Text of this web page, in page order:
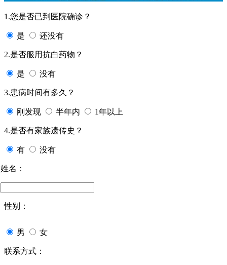
1.您是否已到医院确诊？
是 还没有
2.是否服用抗白药物？
是 没有
3.患病时间有多久？
刚发现 半年内 1年以上
4.是否有家族遗传史？
有 没有
姓名：
性别：
男 女
联系方式：